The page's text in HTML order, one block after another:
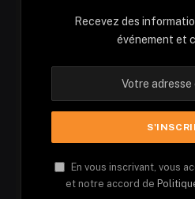
Recevez des
événement et
En vous inscrivant, vous
et notre accord de